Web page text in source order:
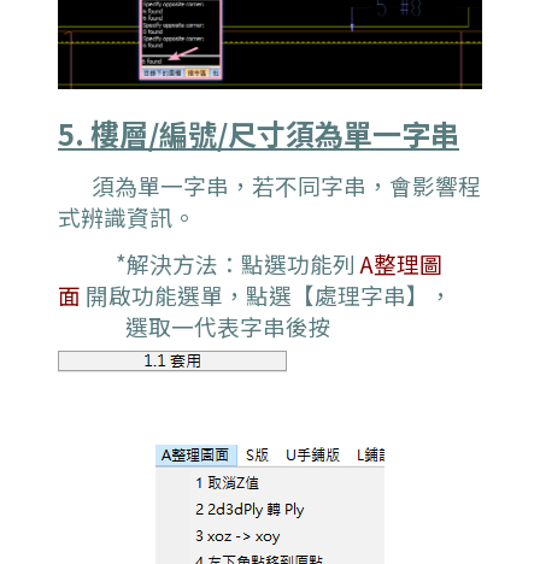
5. 樓層/編號/尺寸須為單一字串
須為單一字串，若不同字串，會影響程
式辨識資訊。
*解決方法： 點選功能列 A整理圖
面 開啟功能選單，點選【處理字串】，
選取一代表字串後按